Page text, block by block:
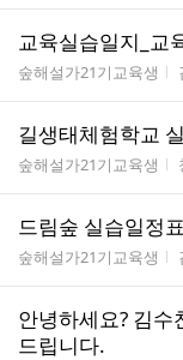
교육실습일지_교
게시판명
숲해설가21기교육생
길생태체험학교
게시판명
숲해설가21기교육생
드림숲 실습일정표
게시판명
숲해설가21기교육생
안녕하세요? 김
드립니다.